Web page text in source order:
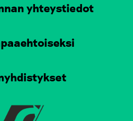
yhteystiedot